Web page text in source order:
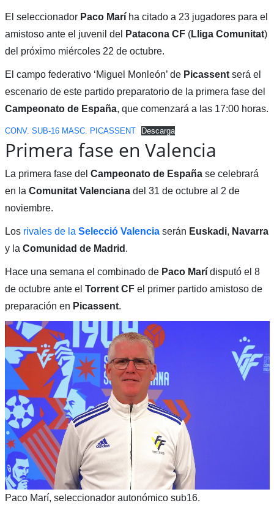
El seleccionador Paco Maríha citado a 23 jugadores para el
amistoso ante el juvenil del
Patacona CF(Lliga Comunitat)
del próximo miércoles 22 de octubre.
El campo federativo ‘Miguel Monleón’ de Picassentserá el
escenario de este partido preparatorio de la primera fase del
Campeonato de España, que comenzará a las 17:00 horas.
CONV. SUB-16 MASC. PICASSENT Descarga
Primera fase en Valencia
La primera fase del Campeonato de España se celebrará
en la Comunitat Valenciana del 31 de octubre al 2 de
noviembre.
Los rivales de la Selecció Valencia serán Euskadi, Navarra
y la Comunidad de Madrid .
Hace una semana el combinado de Paco Marí disputó el 8
de octubre ante el Torrent CFel primer partido amistoso de
preparación en Picassent.
Paco Marí, seleccionador autonómico sub16.